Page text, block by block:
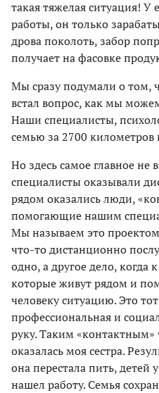
такая тяжелая ситуация! У
работы, он только
дрова поколоть, забор
получает на фасовке
Мы сразу подумали о том,
встал вопрос, как мы
Наши специалисты,
семью за 2700 километров
Но здесь самое главное не
специалисты оказывали
рядом оказались люди,
помогающие нашим
Мы называем это проектом
что-то дистанционно
одно, а другое дело,
которые живут рядом и
человеку ситуацию. Это
профессиональная и
руку. Таким
оказалась моя сестра.
она перестала пить, детей
нашел работу. Семья